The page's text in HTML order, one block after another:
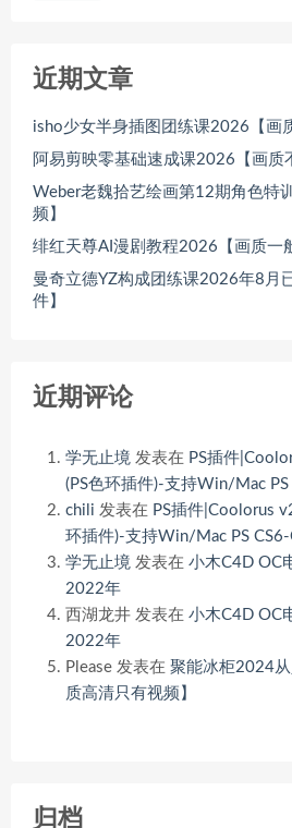
近期文章
isho少女半身插图团练课2026【画
阿易剪映零基础速成课2026【画质
Weber老魏拾艺绘画第12期角色特
频】
绯红天尊AI漫剧教程2026【画质一
曼奇立德YZ构成团练课2026年8月
件】
近期评论
学无止境 发表在 PS插件
(PS色环插件)-支持Win/Mac
chili 发表在 PS插件|Coolorus
环插件)-支持Win/Mac PS
学无止境 发表在 小木C4D OC
2022年
西湖龙井 发表在 小木C4D OC
2022年
Please 发表在 聚能冰柜2024
质高清只有视频】
归档